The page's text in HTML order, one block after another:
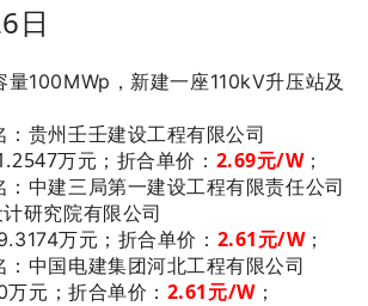
日
量100MWp，新建一座110kV升压站及
：贵州壬壬建设工程有限公司
万元； 折合单价： 2.69元/W；
：中建三局第一建设工程有限责任公司
研究院有限公司
万元； 折合单价： 2.61元/W；
：中国电建集团河北工程有限公司
万元；折合单价： 2.61元/W；